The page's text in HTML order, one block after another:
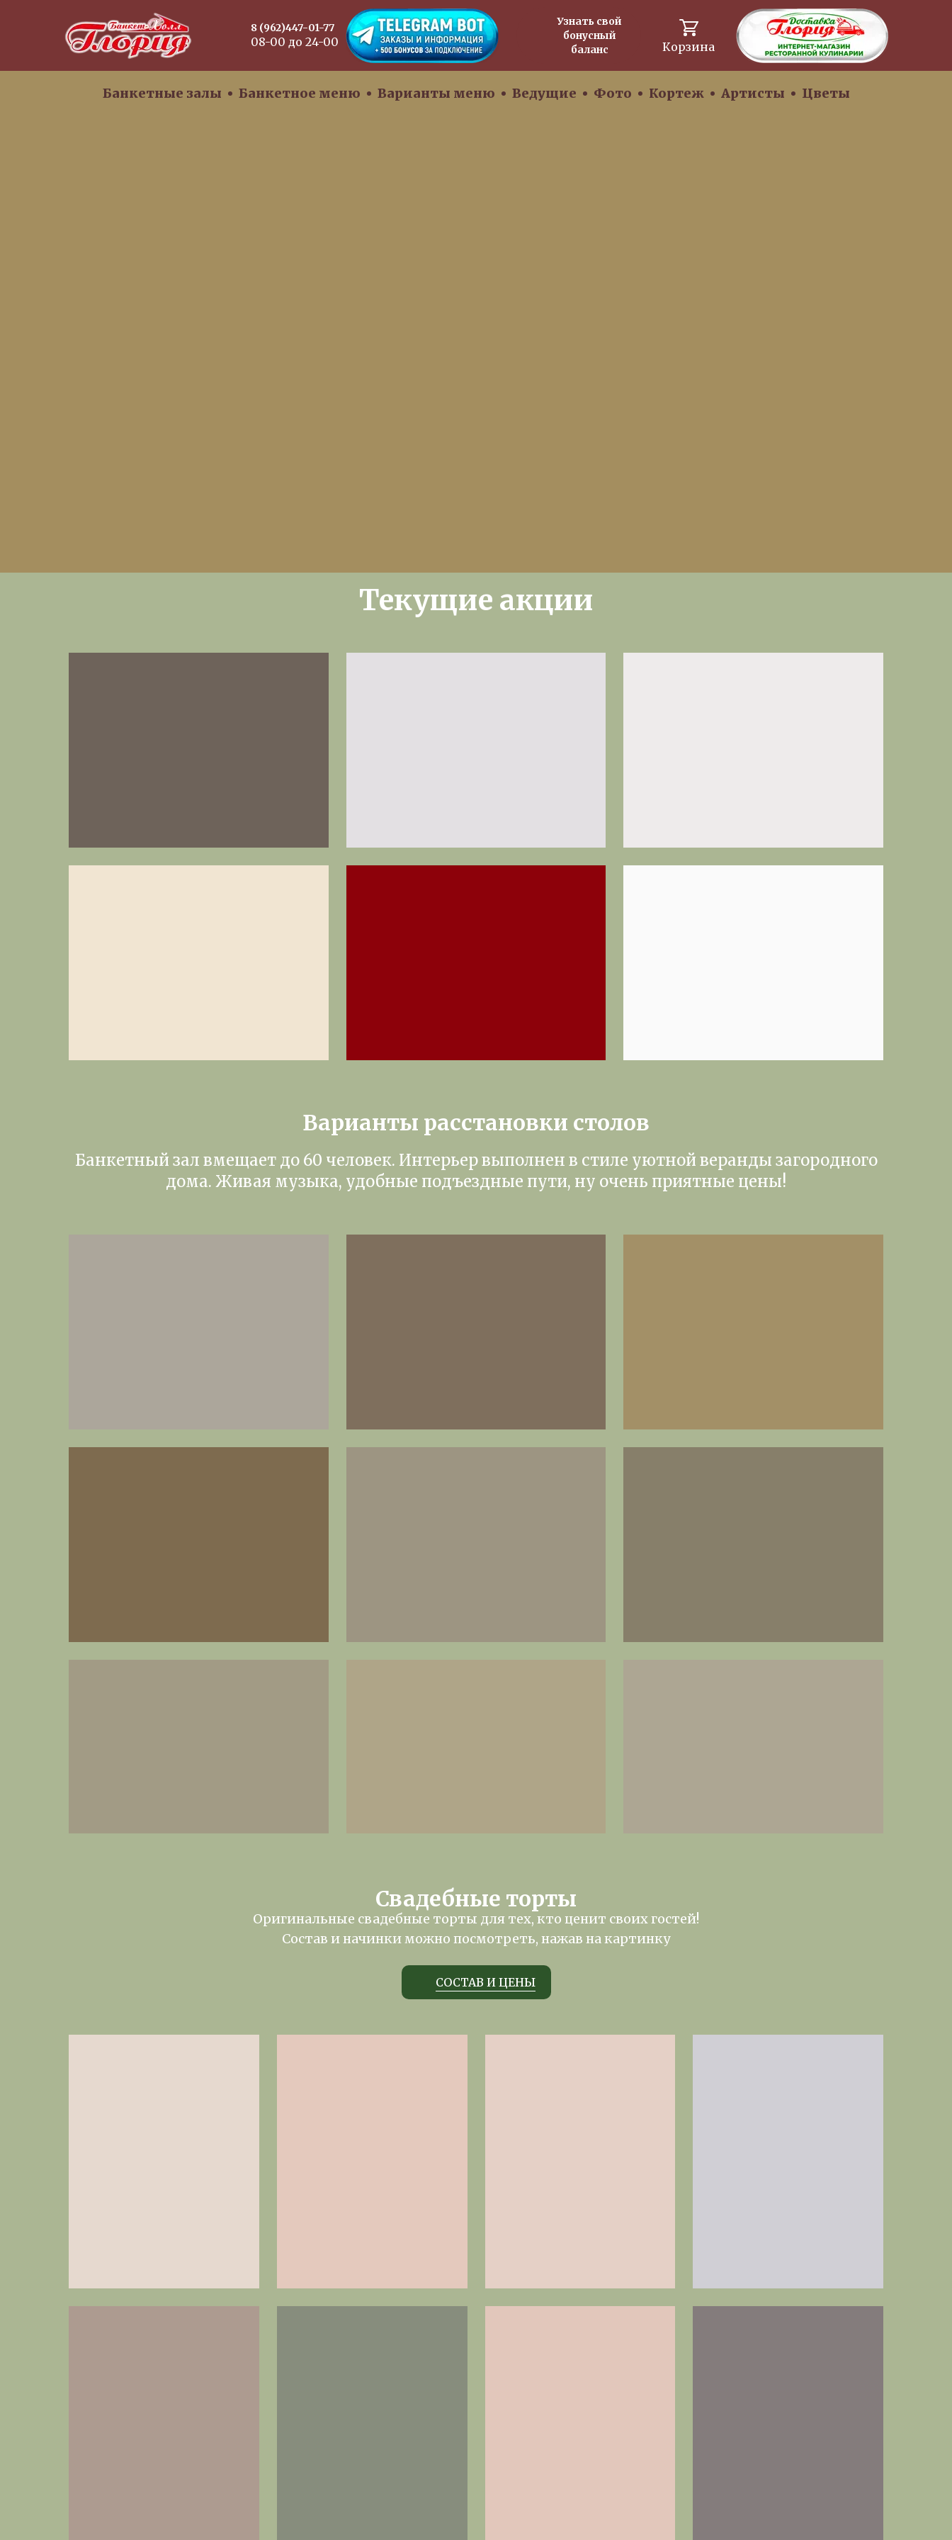
8 (962)447-01-77
08-00 до 24-00
Узнать свой
бонусный
баланс
Корзина
Банкетные залы Банкетное меню Варианты меню Ведущие Фото Кортеж Артисты Цветы
Текущие акции
Варианты расстановки столов
Банкетный зал вмещает до 60 человек. Интерьер выполнен в стиле уютной веранды загородного
дома. Живая музыка, удобные подъездные пути, ну очень приятные цены!
Свадебные торты
Оригинальные свадебные торты для тех, кто ценит своих гостей!
Состав и начинки можно посмотреть, нажав на картинку
СОСТАВ И ЦЕНЫ